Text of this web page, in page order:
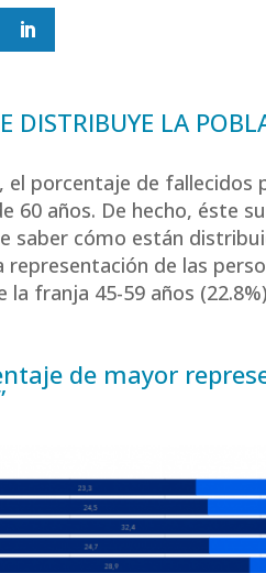
DISTRIBUYE LA
el porcentaje de
60 años. De hecho, éste
saber cómo están
representación de las
la franja 45-59 años
de mayor